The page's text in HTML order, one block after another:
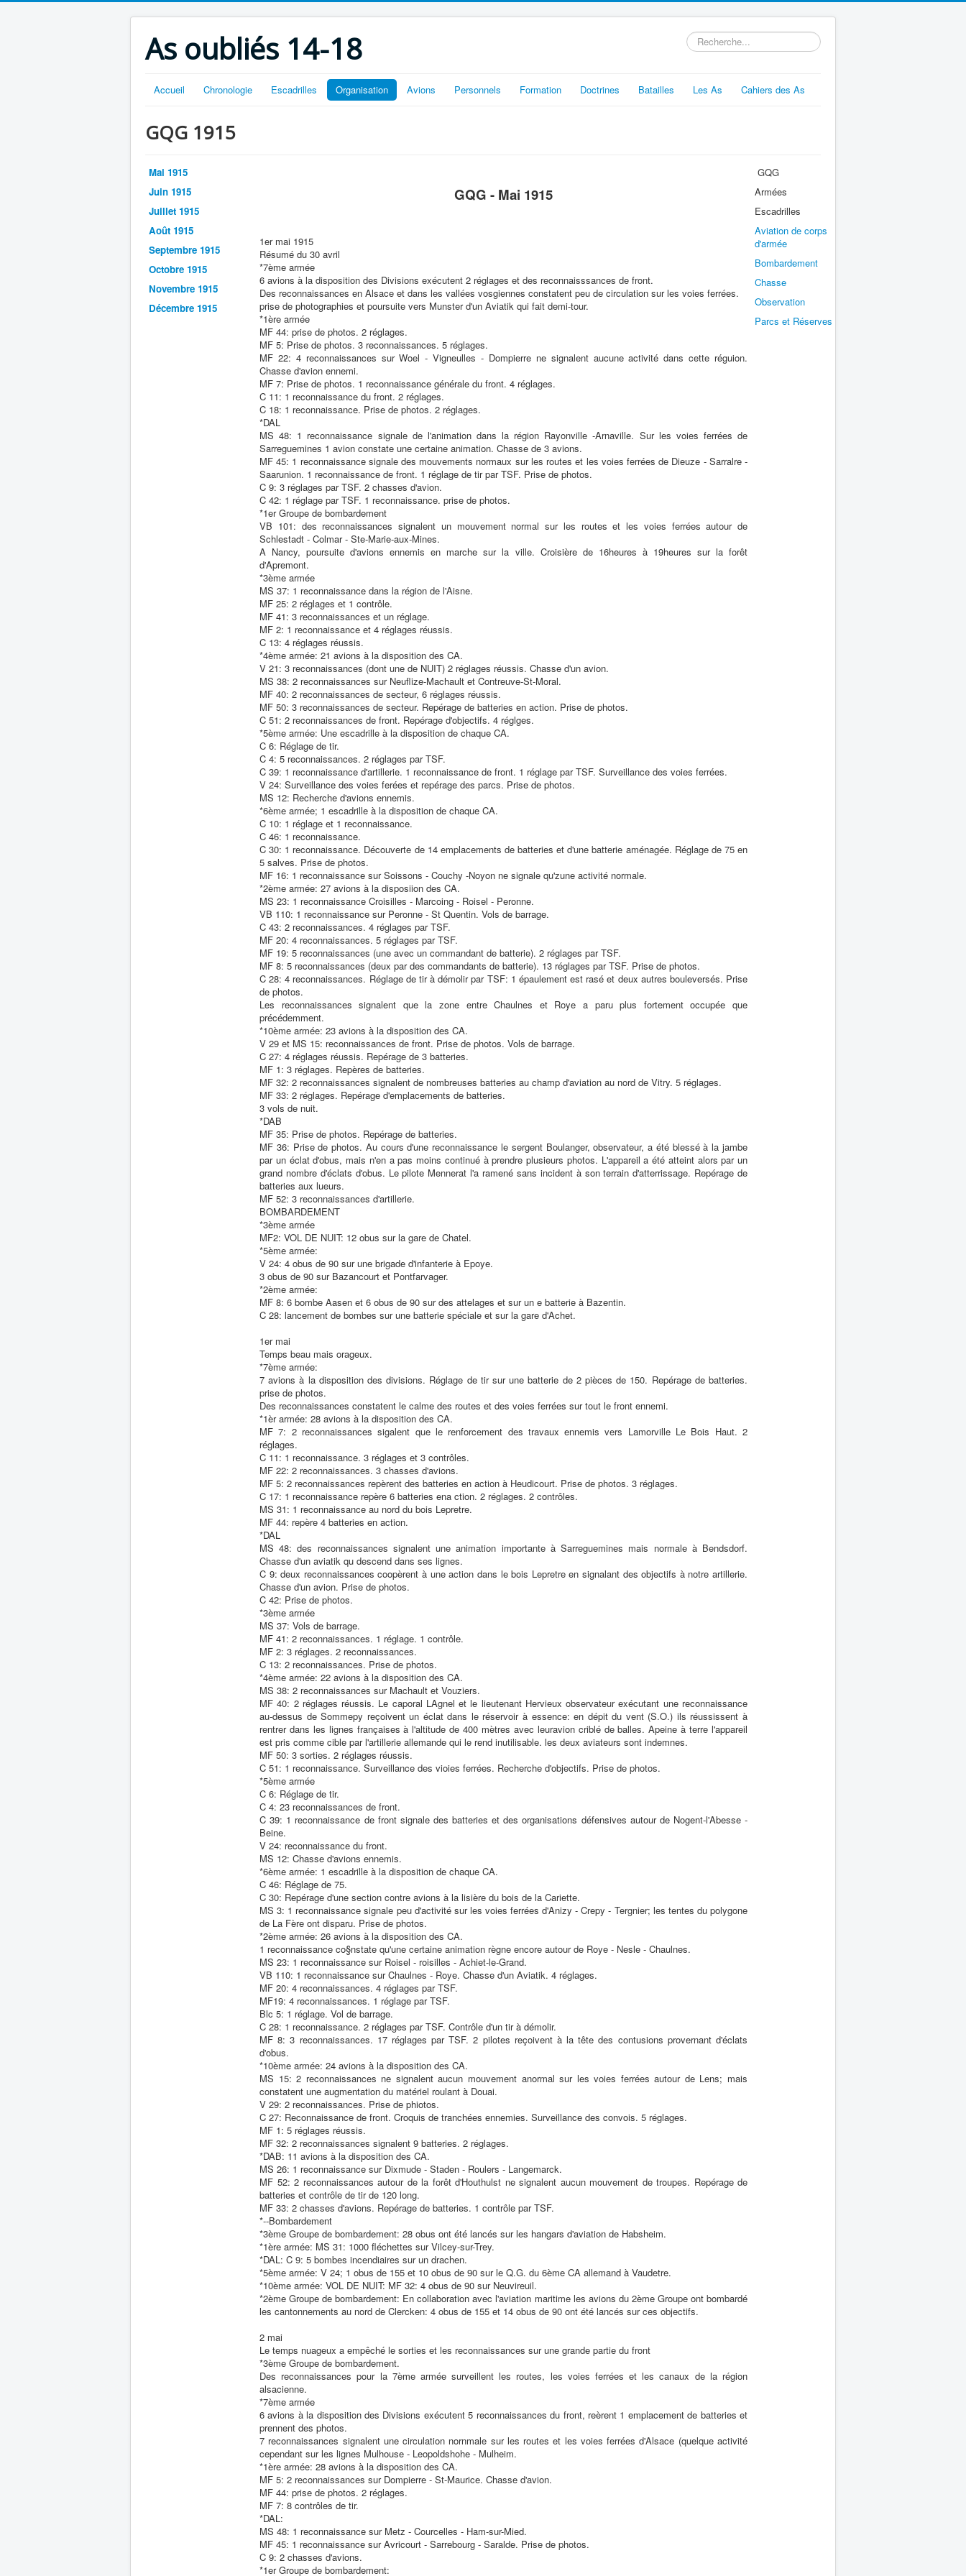
As oubliés 14-18 Rechercher
Accueil Chronologie Escadrilles Organisation Avions Personnels Formation Doctrines Batailles Les As Cahiers des As
GQG 1915
Mai 1915
Juin 1915
Juillet 1915
Août 1915
Septembre 1915
Octobre 1915
Novembre 1915
Décembre 1915
GQG - Mai 1915
1er mai 1915
Résumé du 30 avril
*7ème armée
6 avions à la disposition des Divisions exécutent 2 réglages et des reconnaisssances de front.
Des reconnaissances en Alsace et dans les vallées vosgiennes constatent peu de circulation sur les voies ferrées.
prise de photographies et poursuite vers Munster d'un Aviatik qui fait demi-tour.
*1ère armée
MF 44: prise de photos. 2 réglages.
MF 5: Prise de photos. 3 reconnaissances. 5 réglages.
MF 22: 4 reconnaissances sur Woel - Vigneulles - Dompierre ne signalent aucune activité dans cette réguion.
Chasse d'avion ennemi.
MF 7: Prise de photos. 1 reconnaissance générale du front. 4 réglages.
C 11: 1 reconnaissance du front. 2 réglages.
C 18: 1 reconnaissance. Prise de photos. 2 réglages.
*DAL
MS 48: 1 reconnaissance signale de l'animation dans la région Rayonville -Arnaville. Sur les voies ferrées de
Sarreguemines 1 avion constate une certaine animation. Chasse de 3 avions.
MF 45: 1 reconnaissance signale des mouvements normaux sur les routes et les voies ferrées de Dieuze - Sarralre -
Saarunion. 1 reconnaissance de front. 1 réglage de tir par TSF. Prise de photos.
C 9: 3 réglages par TSF. 2 chasses d'avion.
C 42: 1 réglage par TSF. 1 reconnaissance. prise de photos.
*1er Groupe de bombardement
VB 101: des reconnaissances signalent un mouvement normal sur les routes et les voies ferrées autour de
Schlestadt - Colmar - Ste-Marie-aux-Mines.
A Nancy, poursuite d'avions ennemis en marche sur la ville. Croisière de 16heures à 19heures sur la forêt
d'Apremont.
*3ème armée
MS 37: 1 reconnaissance dans la région de l'Aisne.
MF 25: 2 réglages et 1 contrôle.
MF 41: 3 reconnaissances et un réglage.
MF 2: 1 reconnaissance et 4 réglages réussis.
C 13: 4 réglages réussis.
*4ème armée: 21 avions à la disposition des CA.
V 21: 3 reconnaissances (dont une de NUIT) 2 réglages réussis. Chasse d'un avion.
MS 38: 2 reconnaissances sur Neuflize-Machault et Contreuve-St-Moral.
MF 40: 2 reconnaissances de secteur, 6 réglages réussis.
MF 50: 3 reconnaissances de secteur. Repérage de batteries en action. Prise de photos.
C 51: 2 reconnaissances de front. Repérage d'objectifs. 4 réglges.
*5ème armée: Une escadrille à la disposition de chaque CA.
C 6: Réglage de tir.
C 4: 5 reconnaissances. 2 réglages par TSF.
C 39: 1 reconnaissance d'artillerie. 1 reconnaissance de front. 1 réglage par TSF. Surveillance des voies ferrées.
V 24: Surveillance des voies ferées et repérage des parcs. Prise de photos.
MS 12: Recherche d'avions ennemis.
*6ème armée; 1 escadrille à la disposition de chaque CA.
C 10: 1 réglage et 1 reconnaissance.
C 46: 1 reconnaissance.
C 30: 1 reconnaissance. Découverte de 14 emplacements de batteries et d'une batterie aménagée. Réglage de 75 en
5 salves. Prise de photos.
MF 16: 1 reconnaissance sur Soissons - Couchy -Noyon ne signale qu'zune activité normale.
*2ème armée: 27 avions à la disposiion des CA.
MS 23: 1 reconnaissance Croisilles - Marcoing - Roisel - Peronne.
VB 110: 1 reconnaissance sur Peronne - St Quentin. Vols de barrage.
C 43: 2 reconnaissances. 4 réglages par TSF.
MF 20: 4 reconnaissances. 5 réglages par TSF.
MF 19: 5 reconnaissances (une avec un commandant de batterie). 2 réglages par TSF.
MF 8: 5 reconnaissances (deux par des commandants de batterie). 13 réglages par TSF. Prise de photos.
C 28: 4 reconnaissances. Réglage de tir à démolir par TSF: 1 épaulement est rasé et deux autres bouleversés. Prise
de photos.
Les reconnaissances signalent que la zone entre Chaulnes et Roye a paru plus fortement occupée que
précédemment.
*10ème armée: 23 avions à la disposition des CA.
V 29 et MS 15: reconnaissances de front. Prise de photos. Vols de barrage.
C 27: 4 réglages réussis. Repérage de 3 batteries.
MF 1: 3 réglages. Repères de batteries.
MF 32: 2 reconnaissances signalent de nombreuses batteries au champ d'aviation au nord de Vitry. 5 réglages.
MF 33: 2 réglages. Repérage d'emplacements de batteries.
3 vols de nuit.
*DAB
MF 35: Prise de photos. Repérage de batteries.
MF 36: Prise de photos. Au cours d'une reconnaissance le sergent Boulanger, observateur, a été blessé à la jambe
par un éclat d'obus, mais n'en a pas moins continué à prendre plusieurs photos. L'appareil a été atteint alors par un
grand nombre d'éclats d'obus. Le pilote Mennerat l'a ramené sans incident à son terrain d'atterrissage. Repérage de
batteries aux lueurs.
MF 52: 3 reconnaissances d'artillerie.
BOMBARDEMENT
*3ème armée
MF2: VOL DE NUIT: 12 obus sur la gare de Chatel.
*5ème armée:
V 24: 4 obus de 90 sur une brigade d'infanterie à Epoye.
3 obus de 90 sur Bazancourt et Pontfarvager.
*2ème armée:
MF 8: 6 bombe Aasen et 6 obus de 90 sur des attelages et sur un e batterie à Bazentin.
C 28: lancement de bombes sur une batterie spéciale et sur la gare d'Achet.
1er mai
Temps beau mais orageux.
*7ème armée:
7 avions à la disposition des divisions. Réglage de tir sur une batterie de 2 pièces de 150. Repérage de batteries.
prise de photos.
Des reconnaissances constatent le calme des routes et des voies ferrées sur tout le front ennemi.
*1èr armée: 28 avions à la disposition des CA.
MF 7: 2 reconnaissances sigalent que le renforcement des travaux ennemis vers Lamorville Le Bois Haut. 2
réglages.
C 11: 1 reconnaissance. 3 réglages et 3 contrôles.
MF 22: 2 reconnaissances. 3 chasses d'avions.
MF 5: 2 reconnaissances repèrent des batteries en action à Heudicourt. Prise de photos. 3 réglages.
C 17: 1 reconnaissance repère 6 batteries ena ction. 2 réglages. 2 contrôles.
MS 31: 1 reconnaissance au nord du bois Lepretre.
MF 44: repère 4 batteries en action.
*DAL
MS 48: des reconnaissances signalent une animation importante à Sarreguemines mais normale à Bendsdorf.
Chasse d'un aviatik qu descend dans ses lignes.
C 9: deux reconnaissances coopèrent à une action dans le bois Lepretre en signalant des objectifs à notre artillerie.
Chasse d'un avion. Prise de photos.
C 42: Prise de photos.
*3ème armée
MS 37: Vols de barrage.
MF 41: 2 reconnaissances. 1 réglage. 1 contrôle.
MF 2: 3 réglages. 2 reconnaissances.
C 13: 2 reconnaissances. Prise de photos.
*4ème armée: 22 avions à la disposition des CA.
MS 38: 2 reconnaissances sur Machault et Vouziers.
MF 40: 2 réglages réussis. Le caporal LAgnel et le lieutenant Hervieux observateur exécutant une reconnaissance
au-dessus de Sommepy reçoivent un éclat dans le réservoir à essence: en dépit du vent (S.O.) ils réussissent à
rentrer dans les lignes françaises à l'altitude de 400 mètres avec leuravion criblé de balles. Apeine à terre l'appareil
est pris comme cible par l'artillerie allemande qui le rend inutilisable. les deux aviateurs sont indemnes.
MF 50: 3 sorties. 2 réglages réussis.
C 51: 1 reconnaissance. Surveillance des vioies ferrées. Recherche d'objectifs. Prise de photos.
*5ème armée
C 6: Réglage de tir.
C 4: 23 reconnaissances de front.
C 39: 1 reconnaissance de front signale des batteries et des organisations défensives autour de Nogent-l'Abesse -
Beine.
V 24: reconnaissance du front.
MS 12: Chasse d'avions ennemis.
*6ème armée: 1 escadrille à la disposition de chaque CA.
C 46: Réglage de 75.
C 30: Repérage d'une section contre avions à la lisière du bois de la Cariette.
MS 3: 1 reconnaissance signale peu d'activité sur les voies ferrées d'Anizy - Crepy - Tergnier; les tentes du polygone
de La Fère ont disparu. Prise de photos.
*2ème armée: 26 avions à la disposition des CA.
1 reconnaissance co§nstate qu'une certaine animation règne encore autour de Roye - Nesle - Chaulnes.
MS 23: 1 reconnaissance sur Roisel - roisilles - Achiet-le-Grand.
VB 110: 1 reconnaissance sur Chaulnes - Roye. Chasse d'un Aviatik. 4 réglages.
MF 20: 4 reconnaissances. 4 réglages par TSF.
MF19: 4 reconnaissances. 1 réglage par TSF.
Blc 5: 1 réglage. Vol de barrage.
C 28: 1 reconnaissance. 2 réglages par TSF. Contrôle d'un tir à démolir.
MF 8: 3 reconnaissances. 17 réglages par TSF. 2 pilotes reçoivent à la tête des contusions provernant d'éclats
d'obus.
*10ème armée: 24 avions à la disposition des CA.
MS 15: 2 reconnaissances ne signalent aucun mouvement anormal sur les voies ferrées autour de Lens; mais
constatent une augmentation du matériel roulant à Douai.
V 29: 2 reconnaissances. Prise de phiotos.
C 27: Reconnaissance de front. Croquis de tranchées ennemies. Surveillance des convois. 5 réglages.
MF 1: 5 réglages réussis.
MF 32: 2 reconnaissances signalent 9 batteries. 2 réglages.
*DAB: 11 avions à la disposition des CA.
MS 26: 1 reconnaissance sur Dixmude - Staden - Roulers - Langemarck.
MF 52: 2 reconnaissances autour de la forêt d'Houthulst ne signalent aucun mouvement de troupes. Repérage de
batteries et contrôle de tir de 120 long.
MF 33: 2 chasses d'avions. Repérage de batteries. 1 contrôle par TSF.
*--Bombardement
*3ème Groupe de bombardement: 28 obus ont été lancés sur les hangars d'aviation de Habsheim.
*1ère armée: MS 31: 1000 fléchettes sur Vilcey-sur-Trey.
*DAL: C 9: 5 bombes incendiaires sur un drachen.
*5ème armée: V 24; 1 obus de 155 et 10 obus de 90 sur le Q.G. du 6ème CA allemand à Vaudetre.
*10ème armée: VOL DE NUIT: MF 32: 4 obus de 90 sur Neuvireuil.
*2ème Groupe de bombardement: En collaboration avec l'aviation maritime les avions du 2ème Groupe ont bombardé
les cantonnements au nord de Clercken: 4 obus de 155 et 14 obus de 90 ont été lancés sur ces objectifs.
2 mai
Le temps nuageux a empêché le sorties et les reconnaissances sur une grande partie du front
*3ème Groupe de bombardement.
Des reconnaissances pour la 7ème armée surveillent les routes, les voies ferrées et les canaux de la région
alsacienne.
*7ème armée
6 avions à la disposition des Divisions exécutent 5 reconnaissances du front, reèrent 1 emplacement de batteries et
prennent des photos.
7 reconnaissances signalent une circulation nornmale sur les routes et les voies ferrées d'Alsace (quelque activité
cependant sur les lignes Mulhouse - Leopoldshohe - Mulheim.
*1ère armée: 28 avions à la disposition des CA.
MF 5: 2 reconnaissances sur Dompierre - St-Maurice. Chasse d'avion.
MF 44: prise de photos. 2 réglages.
MF 7: 8 contrôles de tir.
*DAL:
MS 48: 1 reconnaissance sur Metz - Courcelles - Ham-sur-Mied.
MF 45: 1 reconnaissance sur Avricourt - Sarrebourg - Saralde. Prise de photos.
C 9: 2 chasses d'avions.
*1er Groupe de bombardement:
GQG
Armées
Escadrilles
Aviation de corps
d'armée
Bombardement
Chasse
Observation
Parcs et Réserves